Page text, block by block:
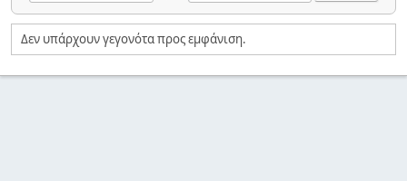
Δεν υπάρχουν γεγονότα προς εμφάνιση.